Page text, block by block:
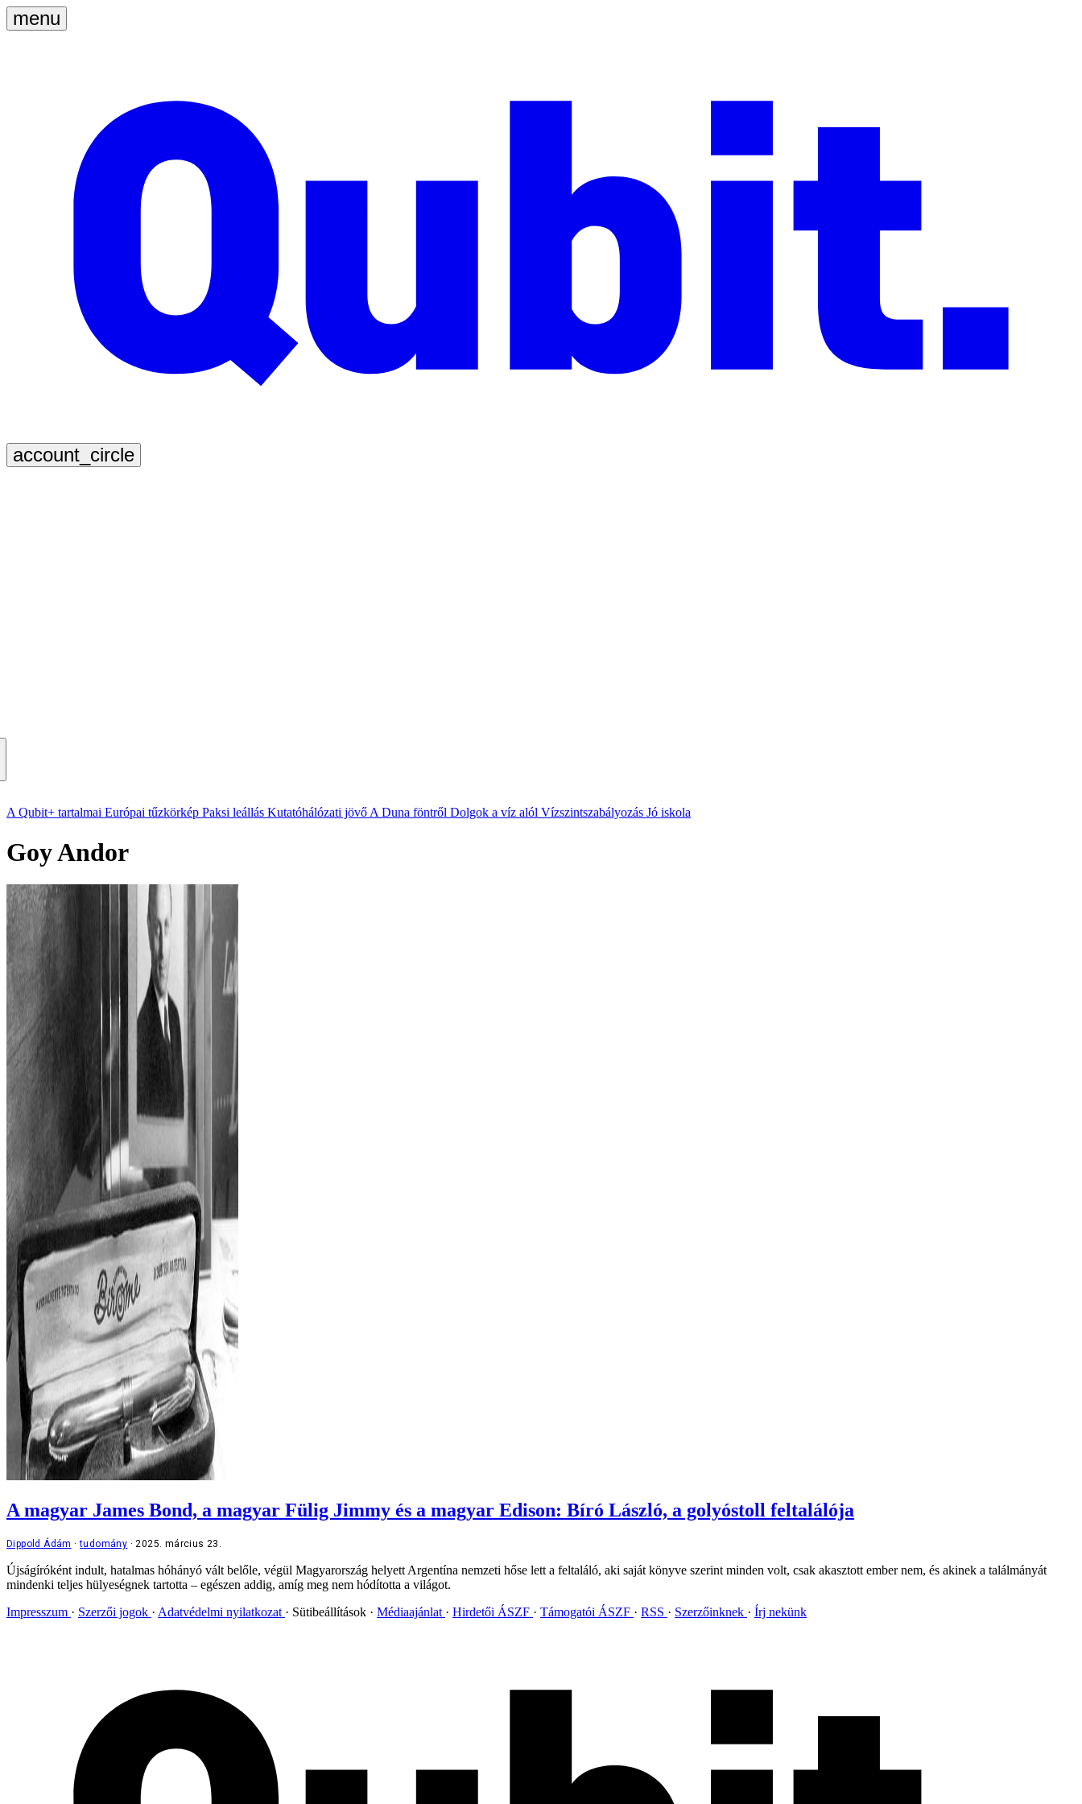
A Qubit+ tartalmai Európai tűzkörkép Paksi leállás Kutatóhálózati jövő A Duna föntről Dolgok a víz alól Vízszintszabályozás Jó iskola
Goy Andor
A magyar James Bond, a magyar Fülig Jimmy és a magyar Edison: Bíró László, a golyóstoll feltalálója
Dippold Ádám tudomány 2025. március 23.
Újságíróként indult, hatalmas hóhányó vált belőle, végül Magyarország helyett Argentína nemzeti hőse lett a feltaláló, aki saját könyve szerint minden volt, csak akasztott ember nem, és akinek a találmányát
mindenki teljes hülyeségnek tartotta – egészen addig, amíg meg nem hódította a világot.
Impresszum
Szerzői jogok Adatvédelmi nyilatkozat Sütibeállítások Médiaajánlat Hirdetői ÁSZF Támogatói ÁSZF RSS Szerzőinknek Írj nekünk